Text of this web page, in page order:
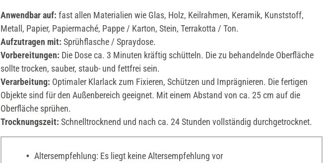
Anwendbar auf: fast allen Materialien wie Glas, Holz, Keilrahmen, Keramik, Kunststoff,
Metall, Papier, Papiermaché, Pappe / Karton, Stein, Terrakotta / Ton.
Aufzutragen mit: Sprühflasche / Spraydose.
Vorbereitungen: Die Dose ca. 3 Minuten kräftig schütteln. Die zu behandelnde Oberfläche
sollte trocken, sauber, staub- und fettfrei sein.
Verarbeitung: Optimaler Klarlack zum Fixieren, Schützen und Imprägnieren. Die fertigen
Objekte sind für den Außenbereich geeignet. Mit einem Abstand von ca. 25 cm auf die
Oberfläche sprühen.
Trocknungszeit: Schnelltrocknend und nach ca. 24 Stunden vollständig durchgetrocknet.
Altersempfehlung: Es liegt keine Altersempfehlung vor